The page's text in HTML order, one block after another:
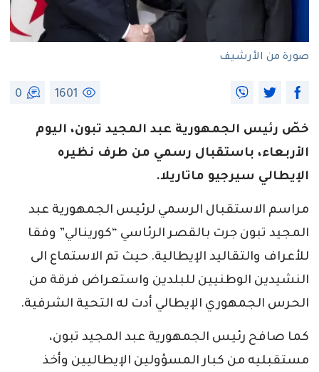
صورة من الأرشيف
1601
0
خصّ رئيس الجمهورية عبد المجيد تبون، اليوم
الأربعاء، باستقبال رسمي من طرف نظيره
الإيطالي سيرجيو ماتاريلا.
مراسم الاستقبال الرسمي لرئيس الجمهورية عبد
المجيد تبون جرت بالقصر الرئاسي “كورينالي” وفقا
للأعراف والتقاليد الإيطالية. حيث تم الاستماع الى
النشيدين الوطنيين للبلدين واستعراض فرقة من
الحرس الجمهوري الإيطالي أدت له التحية الشرفية.
كما صافح رئيس الجمهورية عبد المجيد تبون،
مستقبليه من كبار المسؤولين الإيطاليين وأخذ